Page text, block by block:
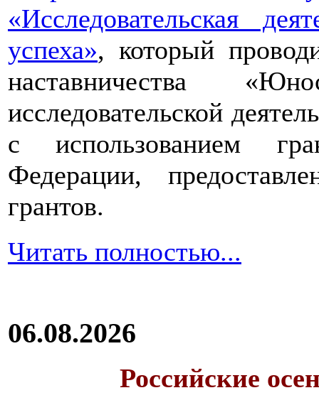
«Исследовательская
успеха», который
наставничества
исследовательской
с использованием
Федерации,
грантов.
Читать полностью...
06.08.2026
Российские